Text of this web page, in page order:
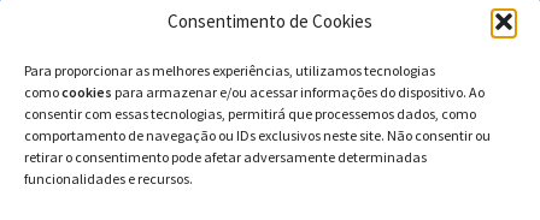
Consentimento de Cookies
Para proporcionar as melhores experiências, utilizamos tecnologias
comocookies para armazenar e/ou acessar informações do dispositivo. Ao
consentir com essas tecnologias, permitirá que processemos dados, como
comportamento de navegação ou IDs exclusivos neste site. Não consentir ou
retirar o consentimento pode afetar adversamente determinadas
funcionalidades e recursos.
Pesquisar
por: